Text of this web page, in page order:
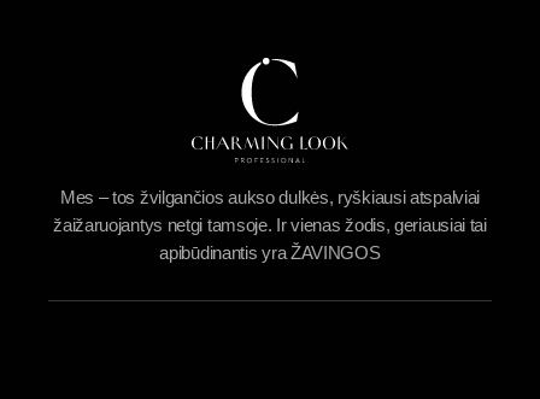
Mes – tos žvilgančios aukso dulkės, ryškiausi atspalviai
žaižaruojantys netgi tamsoje. Ir vienas žodis, geriausiai tai
apibūdinantis yra ŽAVINGOS